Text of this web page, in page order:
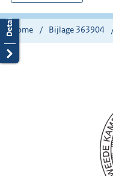
hier:
Home Bijlage 363904